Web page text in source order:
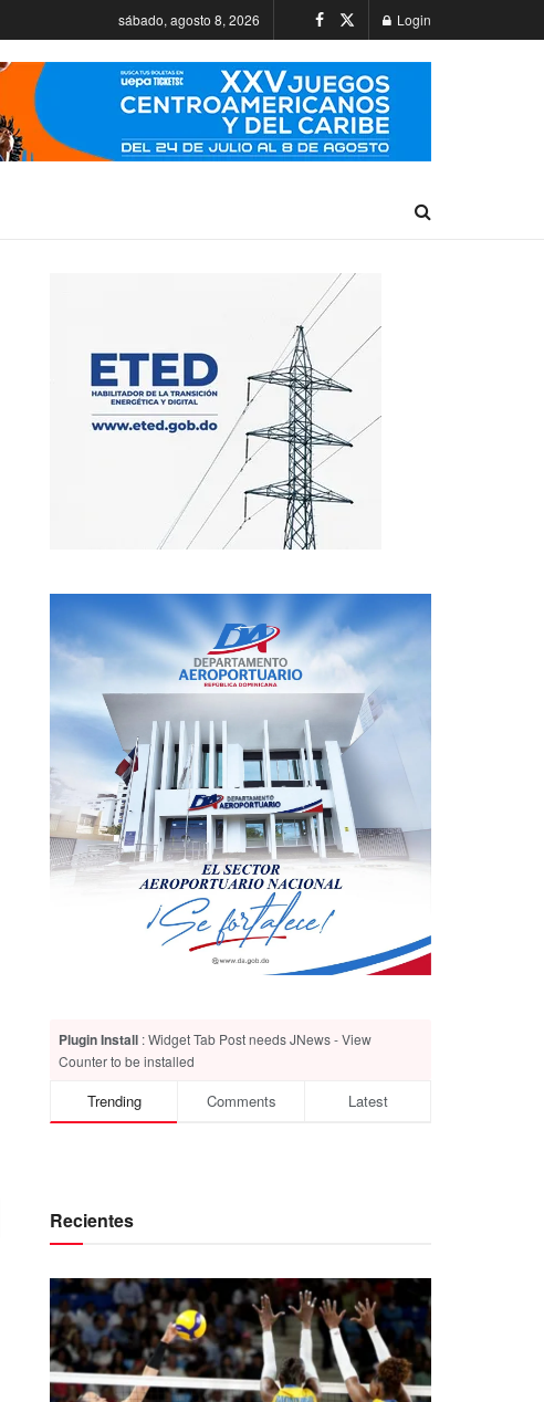
sábado, agosto 8, 2026 Login
Plugin Install : Widget Tab Post needs JNews - View
Counter to be installed
Trending Comments Latest
Recientes